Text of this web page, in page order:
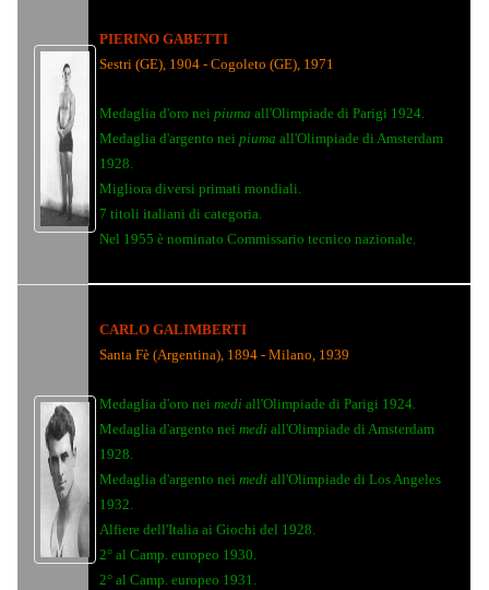
PIERINO GABETTI
Sestri (GE), 1904 - Cogoleto (GE), 1971
Medaglia d'oro neipiumaall'Olimpiade di Parigi 1924.
Medaglia d'argento neipiumaall'Olimpiade di Amsterdam
1928.
Migliora diversi primati mondiali.
7 titoli italiani di categoria.
Nel 1955 è nominato Commissario tecnico nazionale.
CARLO GALIMBERTI
Santa Fè (Argentina), 1894 - Milano, 1939
Medaglia d'oro neimediall'Olimpiade di Parigi 1924.
Medaglia d'argento neimediall'Olimpiade di Amsterdam
1928.
Medaglia d'argento neimediall'Olimpiade di Los Angeles
1932.
Alfiere dell'Italia ai Giochi del 1928.
2° al Camp. europeo 1930.
2° al Camp. europeo 1931.